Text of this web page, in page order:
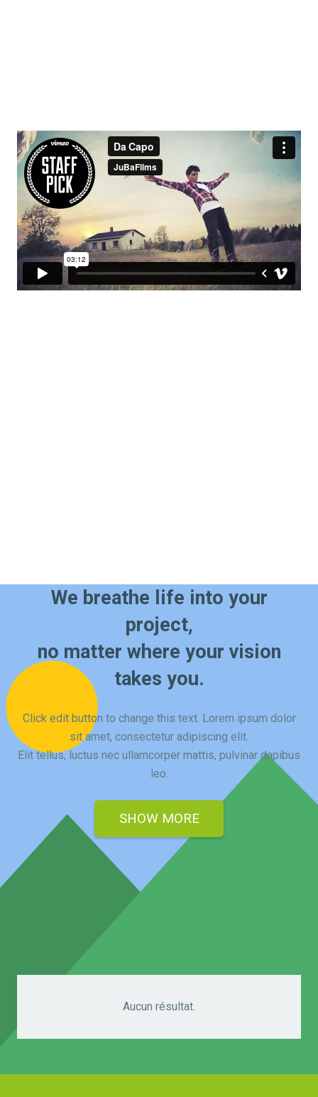
We breathe life into your
project,
no matter where your vision
takes you.
Click edit button to change this text. Lorem ipsum dolor
sit amet, consectetur adipiscing elit.
Elit tellus, luctus nec ullamcorper mattis, pulvinar dapibus
leo.
SHOW MORE
Aucun résultat.